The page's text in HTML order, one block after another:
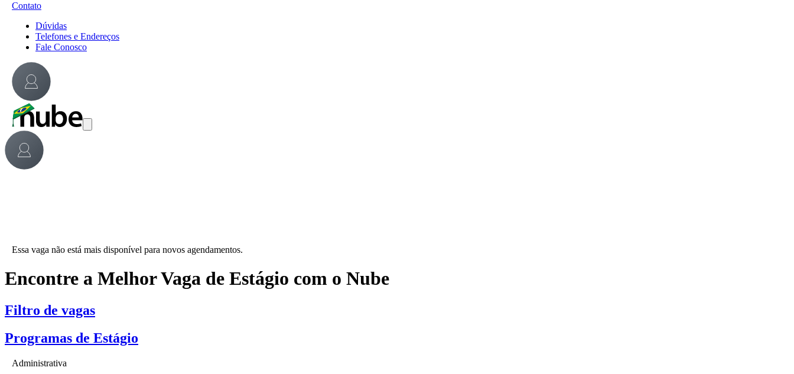
Contato
Dúvidas
Telefones e Endereços
Fale Conosco
Essa vaga não está mais disponível para novos agendamentos.
Encontre a Melhor Vaga de Estágio com o Nube
Filtro de vagas
Programas de Estágio
Administrativa